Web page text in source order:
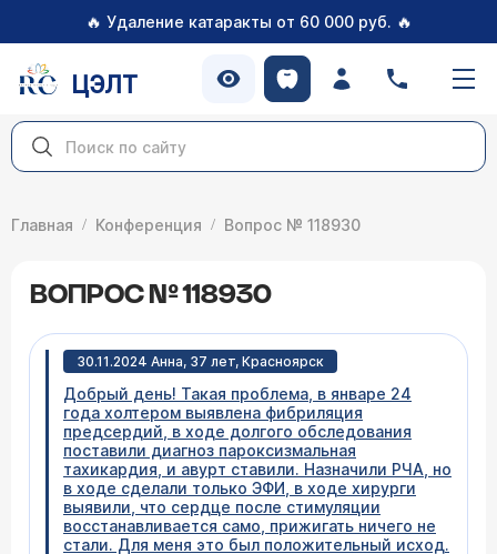
🔥 Удаление катаракты от 60 000 руб. 🔥
ЦЭЛТ
Главная Конференция Вопрос № 118930
ВОПРОС № 118930
30.11.2024 Анна, 37 лет, Красноярск
Добрый день! Такая проблема, в январе 24
года холтером выявлена фибриляция
предсердий, в ходе долгого обследования
поставили диагноз пароксизмальная
тахикардия, и авурт ставили. Назначили РЧА, но
в ходе сделали только ЭФИ, в ходе хирурги
выявили, что сердце после стимуляции
восстанавливается само, прижигать ничего не
стали. Для меня это был положительный исход.